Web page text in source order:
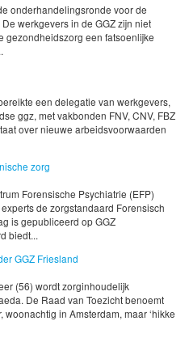
onderhandelingsronde voor de
werkgevers in de GGZ zijn niet
gezondheidszorg een fatsoenlijke
een delegatie van werkgevers,
ggz, met vakbonden FNV, CNV, FBZ
over nieuwe arbeidsvoorwaarden
zorg
Forensische Psychiatrie (EFP)
de zorgstandaard Forensisch
is gepubliceerd op GGZ
biedt...
GGZ Friesland
(56) wordt zorginhoudelijk
De Raad van Toezicht benoemt
in Amsterdam, maar ‘hikke